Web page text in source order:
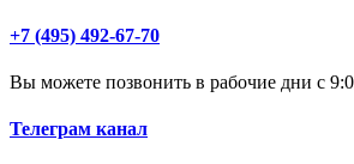
+7 (495) 492-67-70
Вы можете позвонить в рабочие дни с
Телеграм канал